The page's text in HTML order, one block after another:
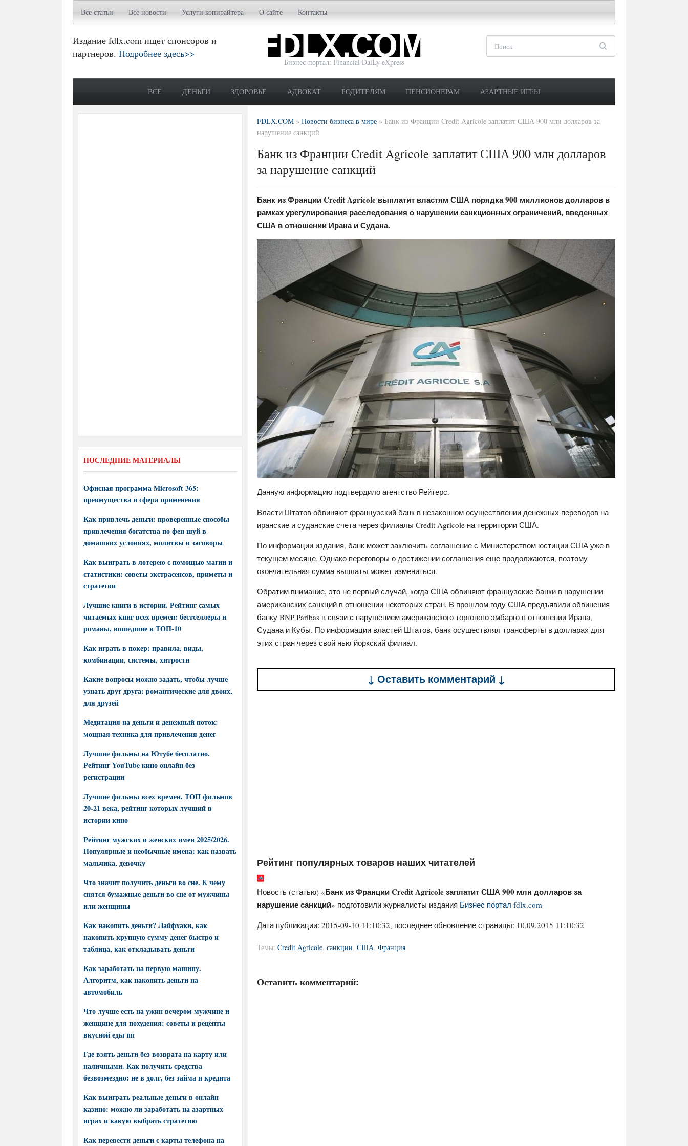
Все статьи Все новости Услуги копирайтера О сайте Контакты
Издание fdlx.com ищет спонсоров и
партнеров. Подробнее здесь>>
Бизнес-портал: Financial DaiLy eXpress
ВСЕ ДЕНЬГИ ЗДОРОВЬЕ АДВОКАТ РОДИТЕЛЯМ ПЕНСИОНЕРАМ АЗАРТНЫЕ ИГРЫ
FDLX.COM » Новости бизнеса в мире » Банк из Франции Credit Agricole заплатит США 900 млн долларов за
нарушение санкций
Банк из Франции Credit Agricole заплатит США 900 млн долларов
за нарушение санкций
Банк из Франции Credit Agricole выплатит властям США порядка 900 миллионов долларов в
рамках урегулирования расследования о нарушении санкционных ограничений, введенных
США в отношении Ирана и Судана.
Данную информацию подтвердило агентство Рейтерс.
Власти Штатов обвиняют французский банк в незаконном осуществлении денежных переводов на
иранские и суданские счета через филиалы Credit Agricole на территории США.
По информации издания, банк может заключить соглашение с Министерством юстиции США уже в
текущем месяце. Однако переговоры о достижении соглашения еще продолжаются, поэтому
окончательная сумма выплаты может измениться.
Обратим внимание, это не первый случай, когда США обвиняют французские банки в нарушении
американских санкций в отношении некоторых стран. В прошлом году США предъявили обвинения
банку BNP Paribas в связи с нарушением американского торгового эмбарго в отношении Ирана,
Судана и Кубы. По информации властей Штатов, банк осуществлял трансферты в долларах для
этих стран через свой нью-йоркский филиал.
↓ Оставить комментарий ↓
Рейтинг популярных товаров наших читателей
Новость (статью) «Банк из Франции Credit Agricole заплатит США 900 млн долларов за
нарушение санкций» подготовили журналисты издания Бизнес портал fdlx.com
Дата публикации: 2015-09-10 11:10:32, последнее обновление страницы: 10.09.2015 11:10:32
Темы: Credit Agricole, санкции, США, Франция
Оставить комментарий:
ПОСЛЕДНИЕ МАТЕРИАЛЫ
Офисная программа Microsoft 365:
преимущества и сфера применения
Как привлечь деньги: проверенные способы
привлечения богатства по фен шуй в
домашних условиях, молитвы и заговоры
Как выиграть в лотерею с помощью магии и
статистики: советы экстрасенсов, приметы и
стратегии
Лучшие книги в истории. Рейтинг самых
читаемых книг всех времен: бестселлеры и
романы, вошедшие в ТОП-10
Как играть в покер: правила, виды,
комбинации, системы, хитрости
Какие вопросы можно задать, чтобы лучше
узнать друг друга: романтические для двоих,
для друзей
Медитация на деньги и денежный поток:
мощная техника для привлечения денег
Лучшие фильмы на Ютубе бесплатно.
Рейтинг YouTube кино онлайн без
регистрации
Лучшие фильмы всех времен. ТОП фильмов
20-21 века, рейтинг которых лучший в
истории кино
Рейтинг мужских и женских имен 2025/2026.
Популярные и необычные имена: как назвать
мальчика, девочку
Что значит получить деньги во сне. К чему
снятся бумажные деньги во сне от мужчины
или женщины
Как накопить деньги? Лайфхаки, как
накопить крупную сумму денег быстро и
таблица, как откладывать деньги
Как заработать на первую машину.
Алгоритм, как накопить деньги на
автомобиль
Что лучше есть на ужин вечером мужчине и
женщине для похудения: советы и рецепты
вкусной еды пп
Где взять деньги без возврата на карту или
наличными. Как получить средства
безвозмездно: не в долг, без займа и кредита
Как выиграть реальные деньги в онлайн
казино: можно ли заработать на азартных
играх и какую выбрать стратегию
Как перевести деньги с карты телефона на